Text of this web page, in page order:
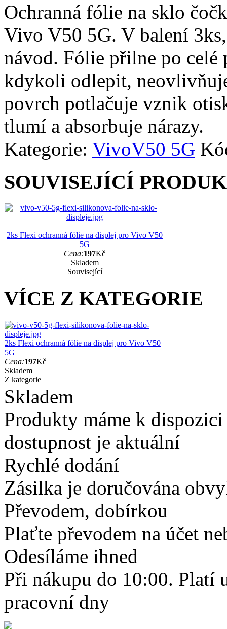
Ochranná fólie na sklo
Vivo V50 5G. V balení
návod. Fólie přilne po celé
kdykoli odlepit,
povrch potlačuje vznik
tlumí a absorbuje nárazy.
Kategorie: VivoV50 5G
SOUVISEJÍCÍ
2ks Flexi ochranná fólie na displej pro Vivo V50
5G
Cena:197Kč
Skladem
Související
VÍCE Z KATEGORIE
2ks Flexi ochranná fólie na displej pro Vivo V50
5G
Cena:197Kč
Skladem
Z kategorie
Skladem
Produkty máme k
dostupnost je aktuální
Rychlé dodání
Zásilka je doručována
Převodem, dobírkou
Plaťte převodem na účet
Odesíláme ihned
Při nákupu do 10:00. Platí
pracovní dny